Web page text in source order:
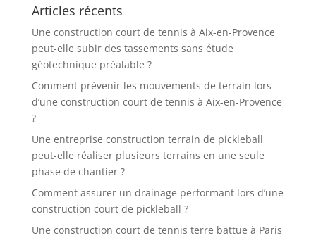
Articles récents
Une construction court de tennis à Aix-en-Provence
peut-elle subir des tassements sans étude
géotechnique préalable ?
Comment prévenir les mouvements de terrain lors
d’une construction court de tennis à Aix-en-Provence
?
Une entreprise construction terrain de pickleball
peut-elle réaliser plusieurs terrains en une seule
phase de chantier ?
Comment assurer un drainage performant lors d’une
construction court de pickleball ?
Une construction court de tennis terre battue à Paris